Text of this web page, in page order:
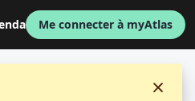
Me connecter à myAtlas